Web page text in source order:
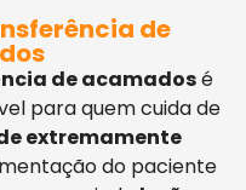
de
de acamadosé
para quem cuida de
extremamente
do paciente